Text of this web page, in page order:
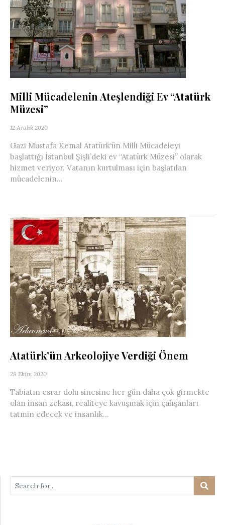
Milli Mücadelenin Ateşlendiği Ev “Atatürk
Müzesi”
12 Aralık 2020
Gazi Mustafa Kemal Atatürk‘ün Milli Mücadeleyi
başlattığı İstanbul Şişli’deki ev “Atatürk Müzesi” olarak
hizmet veriyor. Vatanın kurtulması için başlatılan
mücadelenin...
Atatürk’ün Arkeolojiye Verdiği Önem
28 Ekim 2020
Tabiatın esrar dolu sinesine her gün daha çok girmekte
olan insan zekası, realiteye kavuşmak için çalışanları
tatmin edecek ve insanlık...